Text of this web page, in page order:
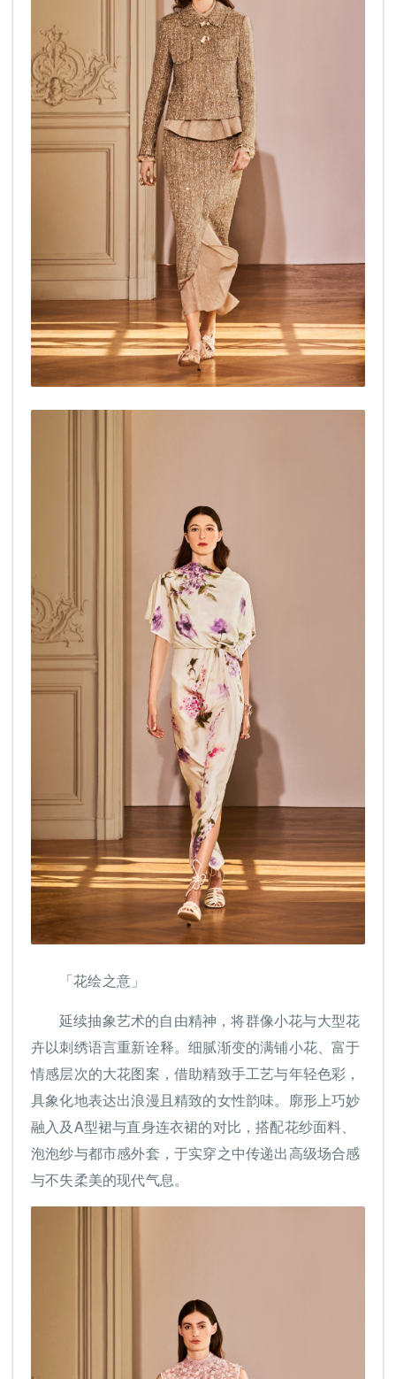
「花绘之意」
延续抽象艺术的自由精神，将群像小花与大型花
卉以刺绣语言重新诠释。细腻渐变的满铺小花、富于
情感层次的大花图案，借助精致手工艺与年轻色彩，
具象化地表达出浪漫且精致的女性韵味。廓形上巧妙
融入及A型裙与直身连衣裙的对比，搭配花纱面料、
泡泡纱与都市感外套，于实穿之中传递出高级场合感
与不失柔美的现代气息。